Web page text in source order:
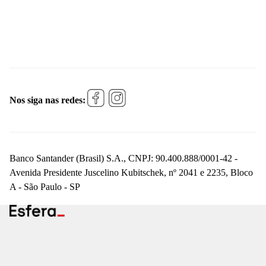
Nos siga nas redes:
Banco Santander (Brasil) S.A., CNPJ: 90.400.888/0001-42 -
Avenida Presidente Juscelino Kubitschek, nº 2041 e 2235, Bloco
A - São Paulo - SP